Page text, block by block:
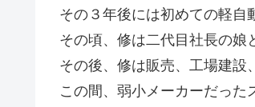
その３年後には初めての軽自
その頃、修は二代目社長の娘
その後、修は販売、工場建設
この間、弱小メーカーだった